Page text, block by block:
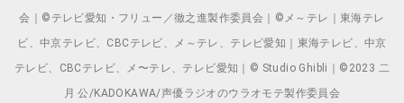
会｜©テレビ愛知・フリュー／徹之進製作委員会｜©メ～テレ｜東海テレ
ビ、中京テレビ、CBCテレビ、メ～テレ、テレビ愛知｜東海テレビ、中京
テレビ、CBCテレビ、メ〜テレ、テレビ愛知｜© Studio Ghibli｜©2023 二
月 公/KADOKAWA/声優ラジオのウラオモテ製作委員会